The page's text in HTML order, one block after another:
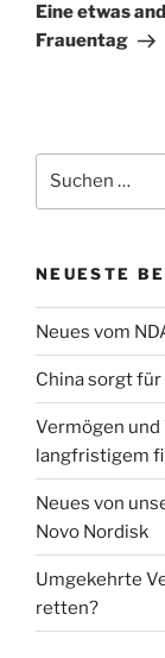
Eine etwas
Frauentag
NEUESTE
Neues vom
China sorgt
Vermögen und
langfristigem
Neues von
Novo Nordisk
Umgekehrte
retten?